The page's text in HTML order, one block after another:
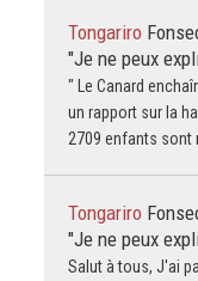
Tongariro
"Je ne peux
" Le Canard
un rapport sur la
2709 enfants sont
Tongariro
"Je ne peux
Salut à tous, J'ai